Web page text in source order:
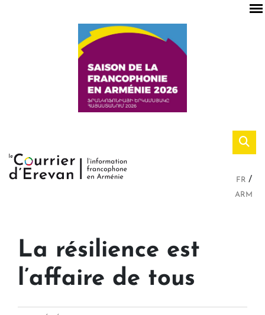
FR
ARM
La résilience est
l’affaire de tous